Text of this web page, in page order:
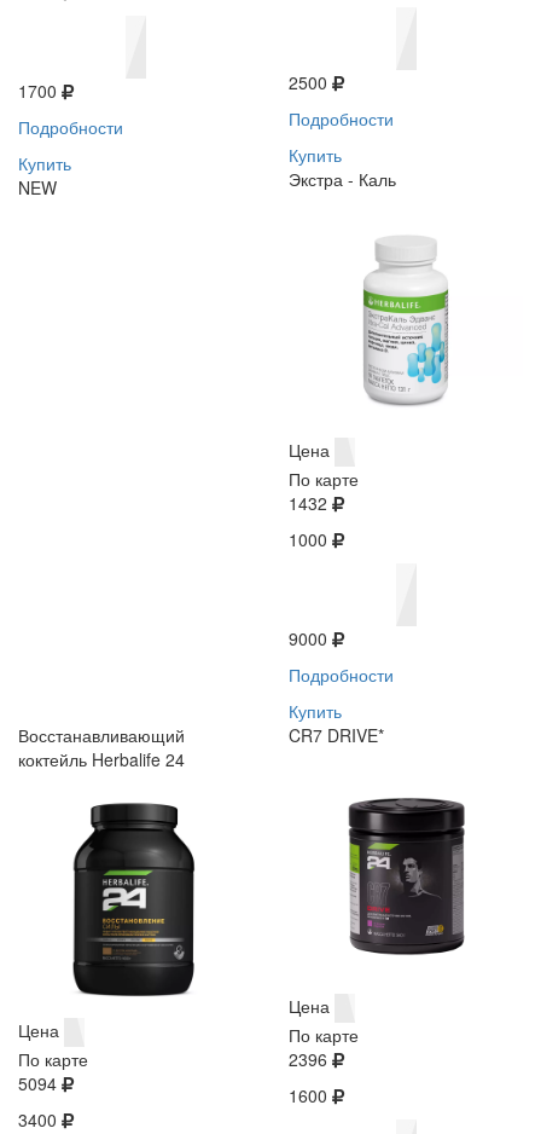
1700
Подробности
Купить
NEW
2500
Подробности
Купить
Экстра - Каль
Цена
По карте
1432
1000
9000
Подробности
Купить
Восстанавливающий
коктейль Herbalife 24
Цена
По карте
5094
3400
CR7 DRIVE*
Цена
По карте
2396
1600